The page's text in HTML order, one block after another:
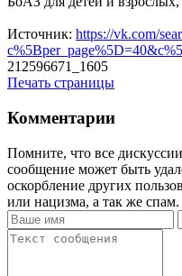
Источник: https://vk.com/
212596671_1605
Печать страницы
Комментарии
Помните, что все
сообщение может быть
оскорбление других
или нацизма, а так же спам.